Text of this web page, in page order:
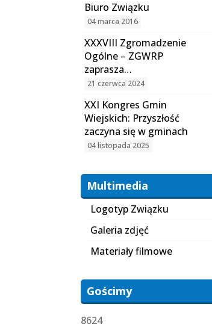
Biuro Związku
04 marca 2016
XXXVIII Zgromadzenie
Ogólne – ZGWRP
zaprasza…
21 czerwca 2024
XXI Kongres Gmin
Wiejskich: Przyszłość
zaczyna się w gminach
04 listopada 2025
Multimedia
Logotyp Związku
Galeria zdjęć
Materiały filmowe
Gościmy
8624